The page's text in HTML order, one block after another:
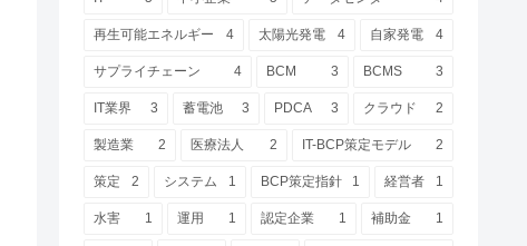
再生可能エネルギー 4 太陽光発電 4 自家発電 4
サプライチェーン 4 BCM 3 BCMS 3
IT業界 3 蓄電池 3 PDCA 3 クラウド 2
製造業 2 医療法人 2 IT-BCP策定モデル 2
策定 2 システム 1 BCP策定指針 1 経営者 1
水害 1 運用 1 認定企業 1 補助金 1